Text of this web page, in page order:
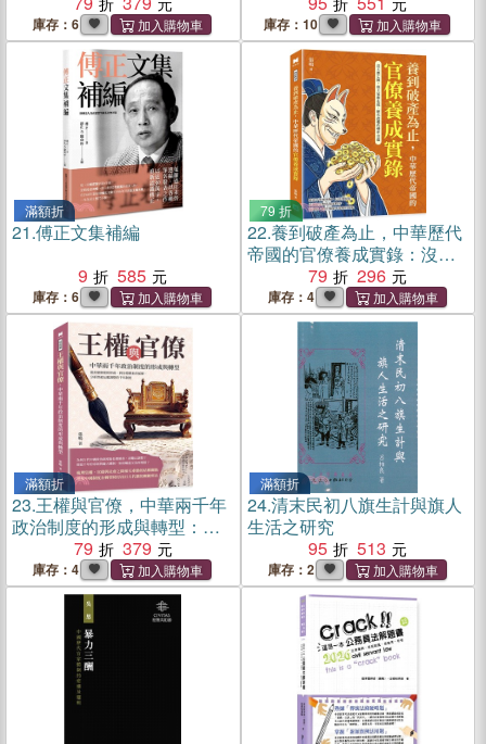
庫存：6 庫存：10
滿額折
21.傅正文集補編
9
585
庫存：6
79 折
22.養到破產為止，中華歷代
帝國的官僚養成實錄：沒人
想亡國，但大家都在混，歷
代政權的慢性自殺
79 296
庫存：4
滿額折
23.王權與官僚，中華兩千年
政治制度的形成與轉型：從
封建制度的形成，到官僚體
系的延續，分析曾被反覆調
整的千年制度
79 379
庫存：4
滿額折
24.清末民初八旗生計與旗人
生活之研究
95
513
庫存：2